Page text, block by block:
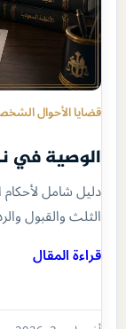
قضايا الأحوال
الوصية في
دليل شامل
الثلث والقبول
قراءة المقال